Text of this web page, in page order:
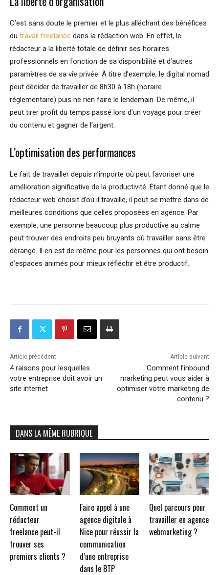
C’est sans doute le premier et le plus alléchant des bénéfices
du travail freelance dans la rédaction web. En effet, le
rédacteur a la liberté totale de définir ses horaires
professionnels en fonction de sa disponibilité et d’autres
paramètres de sa vie privée. À titre d’exemple, le digital nomad
peut décider de travailler de 8h30 à 18h (horaire
réglementaire) puis ne rien faire le lendemain. De même, il
peut tirer profit du temps passé lors d’un voyage pour créer
du contenu et gagner de l’argent.
L’optimisation des performances
Le fait de travailler depuis n’importe où peut favoriser une
amélioration significative de la productivité. Étant donné que le
rédacteur web choisit d’où il travaille, il peut se mettre dans de
meilleures conditions que celles proposées en agence. Par
exemple, une personne beaucoup plus productive au calme
peut trouver des endroits peu bruyants où travailler sans être
dérangé. Il en est de même pour les personnes qui ont besoin
d’espaces animés pour mieux réfléchir et être productif.
Article précédent
4 raisons pour lesquelles
votre entreprise doit avoir un
site internet
Article suivant
Comment l’inbound
marketing peut vous aider à
optimiser votre marketing de
contenu ?
DANS LA MÊME RUBRIQUE
Comment un
rédacteur
freelance peut-il
trouver ses
premiers clients ?
Faire appel à une
agence digitale à
Nice pour réussir la
communication
d’une entreprise
dans le BTP
Quel parcours pour
travailler en agence
webmarketing ?